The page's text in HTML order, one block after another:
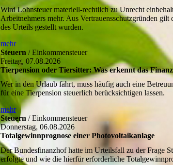
Wird Lohnsteuer materiell-rechtlich zu Unrecht
Arbeitnehmers mehr. Aus Vertrauensschutzgründen
des Urteils gestellt wurden.
mehr
Steuern / Einkommensteuer
Freitag, 07.08.2026
Tierpension oder Tiersitter: Was erkennt das
Wer in den Urlaub fährt, muss häufig auch eine
für eine Tierpension steuerlich berücksichtigen lassen.
mehr
Steuern / Einkommensteuer
Donnerstag, 06.08.2026
Totalgewinnprognose einer Photovoltaikanlage
Der Bundesfinanzhof hatte im Urteilsfall zu der Frage
erfolgte und wie die hierfür erforderliche